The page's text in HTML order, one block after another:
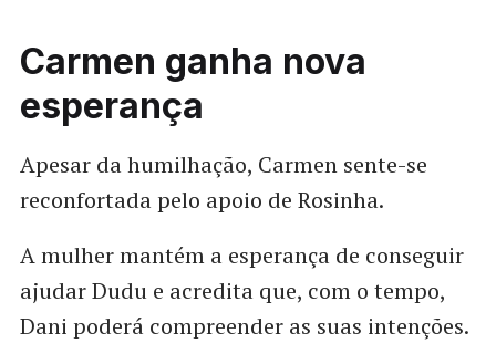
Carmen ganha nova
esperança
Apesar da humilhação, Carmen sente-se
reconfortada pelo apoio de Rosinha.
A mulher mantém a esperança de conseguir
ajudar Dudu e acredita que, com o tempo,
Dani poderá compreender as suas intenções.